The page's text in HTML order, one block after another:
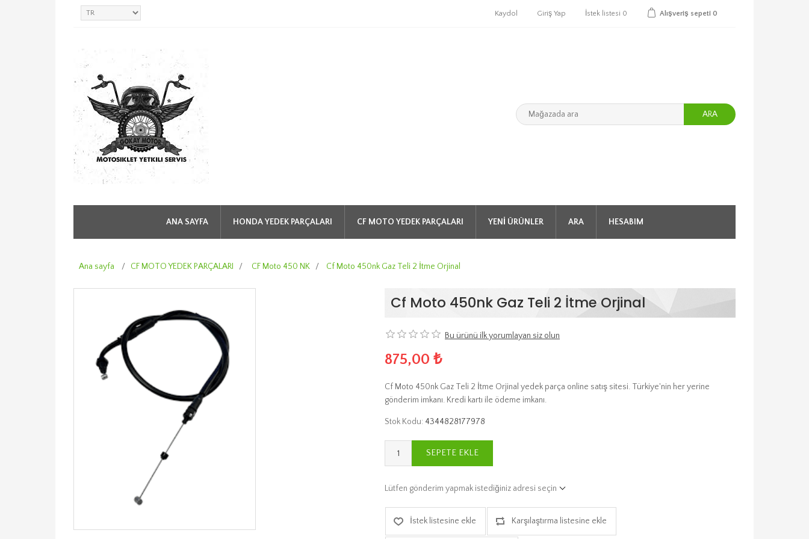
Kaydol Giriş Yap İstek listesi 0 Alışveriş sepeti 0
ARA
ANA SAYFA HONDA YEDEK PARÇALARI CF MOTO YEDEK PARÇALARI YENI ÜRÜNLER ARA HESABIM
Ana sayfa / CF MOTO YEDEK PARÇALARI / CF Moto 450 NK / Cf Moto 450nk Gaz Teli 2 İtme Orjinal
Cf Moto 450nk Gaz Teli 2 İtme Orjinal
Bu ürünü ilk yorumlayan siz olun
875,00 ₺
Cf Moto 450nk Gaz Teli 2 İtme Orjinal yedek parça online satış sitesi. Türkiye'nin her yerine
gönderim imkanı. Kredi kartı ile ödeme imkanı.
Stok Kodu: 4344828177978
SEPETE EKLE
Lütfen gönderim yapmak istediğiniz adresi seçin
İstek listesine ekle Karşılaştırma listesine ekle